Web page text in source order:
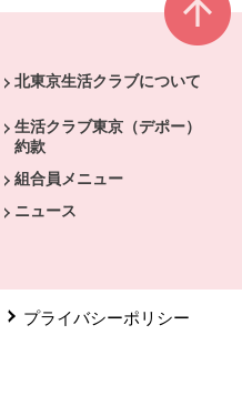
北東京生活クラブについて
生活クラブ東京（デポー）
約款
組合員メニュー
ニュース
プライバシーポリシー